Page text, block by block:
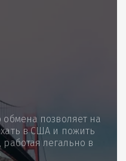
обмена позволяет на
в США и пожить
легально в